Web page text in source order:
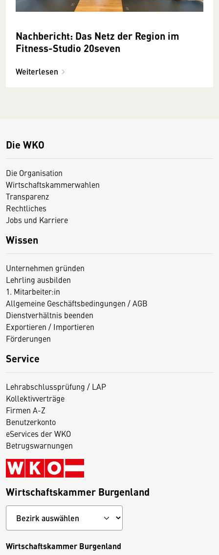
Nachbericht: Das Netz der Region im
Fitness-Studio 20seven
Weiterlesen
Die WKO
Die Organisation
Wirtschaftskammerwahlen
Transparenz
Rechtliches
Jobs und Karriere
Wissen
Unternehmen gründen
Lehrling ausbilden
1. Mitarbeiter:in
Allgemeine Geschäftsbedingungen / AGB
Dienstverhältnis beenden
Exportieren / Importieren
Förderungen
Service
Lehrabschlussprüfung / LAP
Kollektivverträge
Firmen A-Z
Benutzerkonto
eServices der WKO
Betrugswarnungen
Wirtschaftskammer Burgenland
Wirtschaftskammer Burgenland